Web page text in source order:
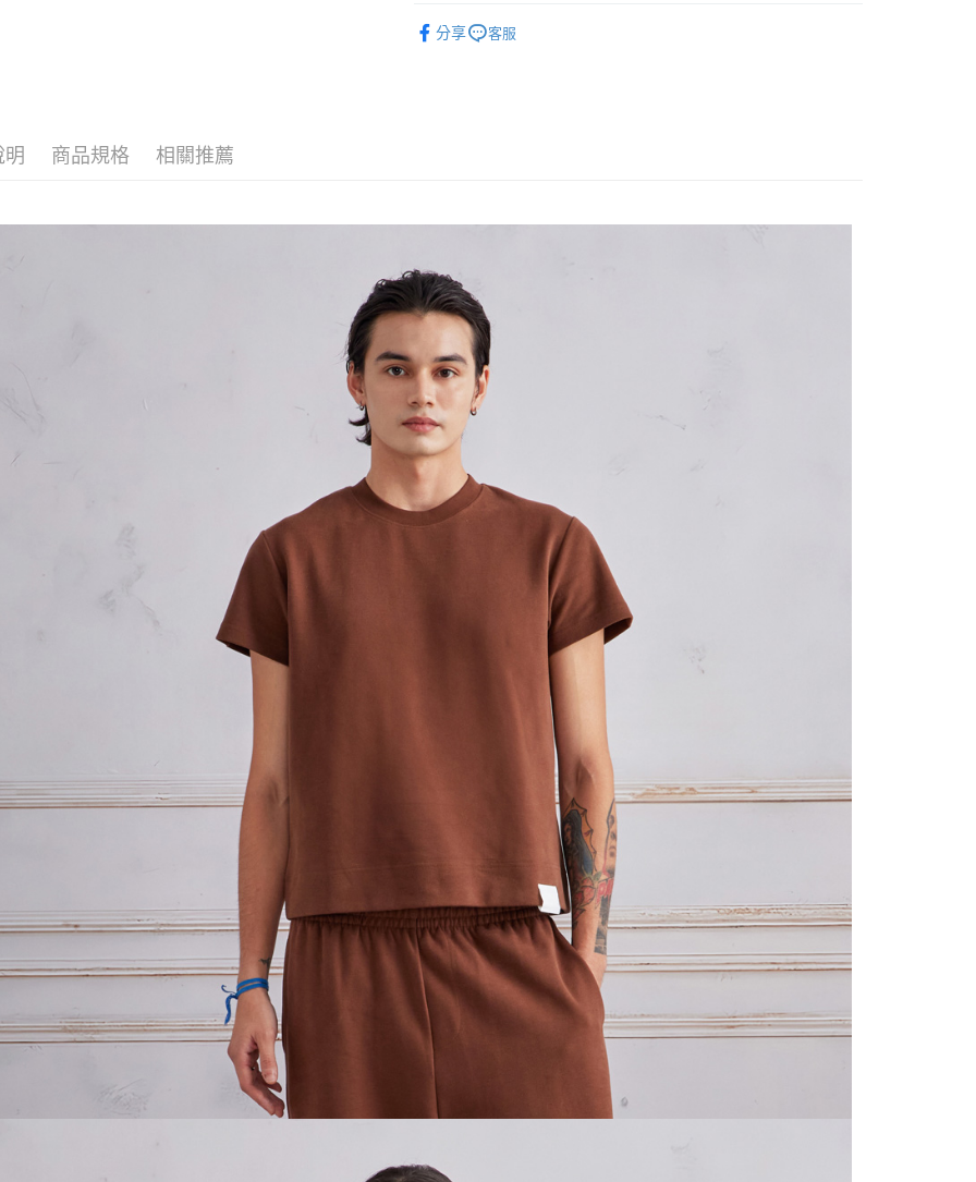
分享 客服
明 商品規格 相關推薦